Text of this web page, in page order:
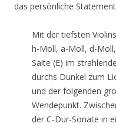
das persönliche
Mit der tiefsten
h-Moll, a-Moll, d-
Saite (E) im
durchs Dunkel zum
und der folgenden
Wendepunkt.
der C-Dur-Sonate in